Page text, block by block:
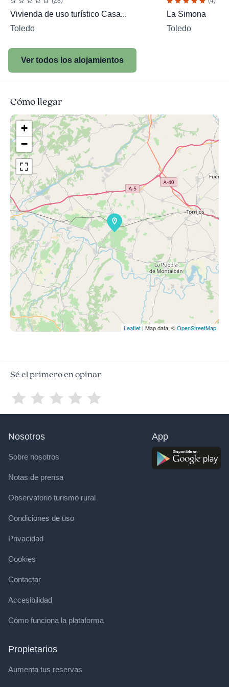
Vivienda de uso turístico Casa...
Toledo
La Simona
Toledo
Ver todos los alojamientos
Cómo llegar
+
−
Leaflet | Map data: ©OpenStreetMap
Sé el primero en opinar
Nosotros
Sobre nosotros
Notas de prensa
Observatorio turismo rural
Condiciones de uso
Privacidad
Cookies
Contactar
Accesibilidad
Cómo funciona la plataforma
Propietarios
Aumenta tus reservas
App